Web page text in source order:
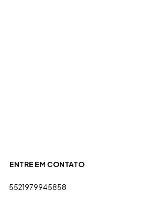
ENTRE EM CONTATO
5521979945858